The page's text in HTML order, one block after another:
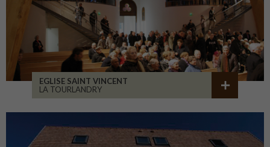
EGLISE SAINT VINCENT
LA TOURLANDRY